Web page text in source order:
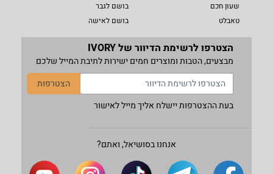
שעון חכם
טאבלט
בושם לגבר
בושם לאישה
הצטרפו לרשימת הדיוור של IVORY
מבצעים, הטבות ומוצרים חמים ישירות לתיבת המייל שלכם
הצטרפות
בעת ההצטרפות יישלח אליך מייל לאישור
אנחנו בסושיאל, ואתם?